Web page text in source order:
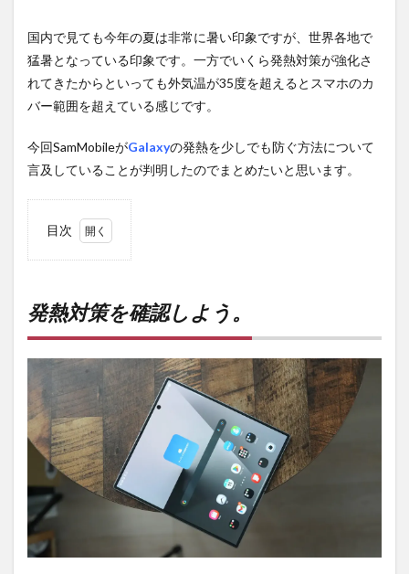
国内で見ても今年の夏は非常に暑い印象ですが、世界各地で
猛暑となっている印象です。一方でいくら発熱対策が強化さ
れてきたからといっても外気温が35度を超えるとスマホのカ
バー範囲を超えている感じです。
今回SamMobileがGalaxyの発熱を少しでも防ぐ方法について
言及していることが判明したのでまとめたいと思います。
目次
を確
認し
よ
購入
は待
ち時
間不
要の
オン
ライ
ンシ
ョッ
発熱対策を確認しよう。